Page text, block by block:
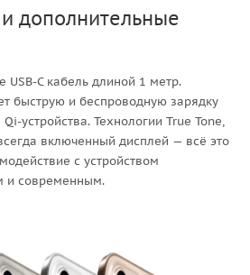
дополнительные
USB-C кабель длиной 1 метр.
быструю и беспроводную зарядку
устройства. Технологии True Tone,
включенный дисплей — всё это
с устройством
и современным.